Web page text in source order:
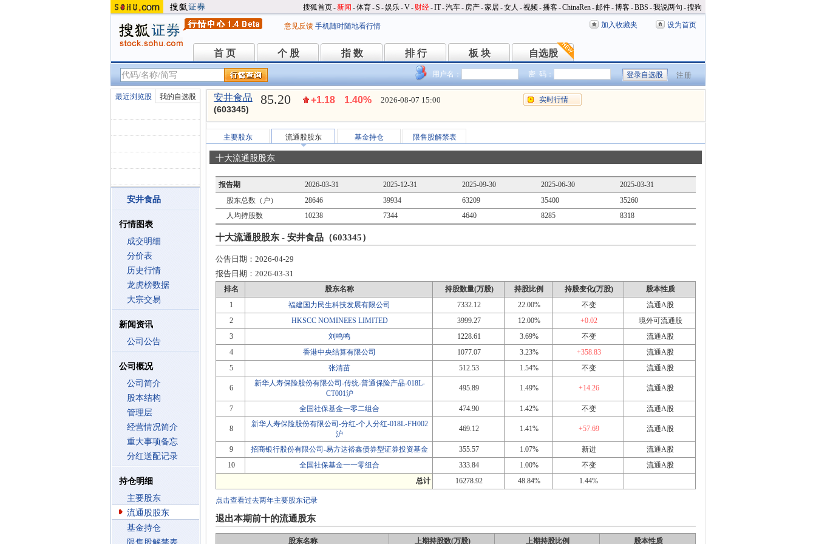
搜狐首页-新闻 -体育-S -娱乐-V- 财经-IT-汽车- 房产-家居-女人 -视频-播客-ChinaRen-邮件-博客-BBS -我说两句 -搜狗
意见反馈 手机随时随地看行情 加入收藏夹 设为首页
首 页
首 页 个 股
个 股 指 数
指 数 排 行
排 行 板 块
板 块 自选股
自选股
用户名： 密 码： 注册
最近浏览股 我的自选股
安井食品
行情图表
成交明细
分价表
历史行情
龙虎榜数据
大宗交易
新闻资讯
公司公告
公司概况
公司简介
股本结构
管理层
经营情况简介
重大事项备忘
分红送配记录
持仓明细
主要股东
流通股股东
基金持仓
安井食品
(603345)
85.20 +1.18 1.40% 2026-08-07 15:00 实时行情
主要股东 流通股股东 基金持仓 限售股解禁表
十大流通股股东
报告期 2026-03-31 2025-12-31 2025-09-30 2025-06-30
2025-03-31
股东总数（户）
28646 39934 63209 35400
35260
人均持股数
10238 7344 4640 8285 8318
十大流通股股东 - 安井食品（603345）
公告日期： 2026-04-29
报告日期： 2026-03-31
排名 股东名称 持股数量(万股) 持股比例 持股变化(万股)
股本性质
1
福建国力民生科技发展有限公司 7332.12 22.00% 不变
流通A股
2
HKSCC NOMINEES LIMITED 3999.27 12.00% +0.02
境外可流通股
3
刘鸣鸣 1228.61 3.69% 不变
流通A股
4
香港中央结算有限公司 1077.07 3.23% +358.83
流通A股
5
张清苗 512.53 1.54% 不变 流通A股
6
新华人寿保险股份有限公司-传统-普通保险产品-018L-
CT001沪
495.89 1.49% +14.26 流通A股
7 全国社保基金一零二组合 474.90 1.42% 不变 流通A股
8
新华人寿保险股份有限公司-分红-个人分红-018L-FH002
沪
469.12 1.41% +57.69 流通A股
9 招商银行股份有限公司-易方达裕鑫债券型证券投资基金 355.57 1.07% 新进
流通A股
10
全国社保基金一一零组合 333.84 1.00% 不变
流通A股
总计
16278.92 48.84% 1.44%
点击查看过去两年主要股东记录
退出本期前十的流通股东
股东名称 上期持股数(万股) 上期持股比例 股本性质